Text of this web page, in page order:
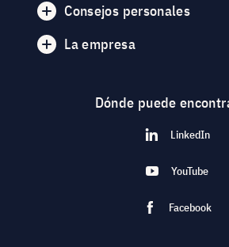
Consejos personales
La empresa
Dónde puede
LinkedIn
YouTube
Facebook